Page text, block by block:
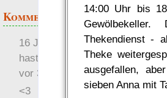
14:00 Uhr bis
Thekendienst -
Theke
ausgefallen,
sieben Anna mit
Kommentare
16 Jahre später: mist, du
hast Recht …
vor 31 Wochen 4 Tage
<3